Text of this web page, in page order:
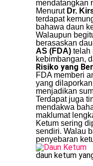
mendatangkan
Menurut Dr.
terdapat
bahawa daun
Walaupun
berasaskan
AS (FDA) telah
kebimbangan,
Risiko yang
FDA memberi
yang
menjadikan
Terdapat juga
mendakwa
maklumat
Ketum sering
sendiri. Walau
penyebaran
daun ketum